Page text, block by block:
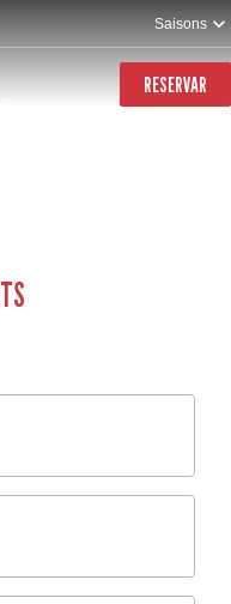
Saisons
RESERVAR